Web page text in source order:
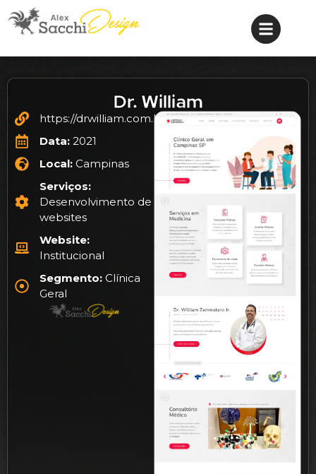
Dr. William
https://drwilliam.com.br/
Data: 2021
Local: Campinas
Serviços:
Desenvolvimento de
websites
Website:
Institucional
Segmento: Clínica
Geral